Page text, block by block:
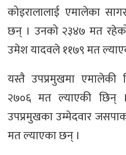
कोइरालालाई एमालेका
छन् । उनको २३४७ मत
उमेश यादवले ११७९ मत
यस्तै उपप्रमुखमा एमालेकी
२७०६ मत ल्याएकी छिन्
उपप्रमुखका उम्मेदवार
मत ल्याएका छन् ।